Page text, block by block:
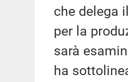
che delega
per la
sarà
ha